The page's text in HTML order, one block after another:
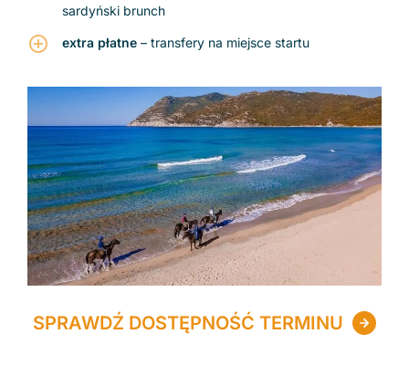
sardyński brunch
extra płatne – transfery na miejsce startu
SPRAWDŹ DOSTĘPNOŚĆ TERMINU